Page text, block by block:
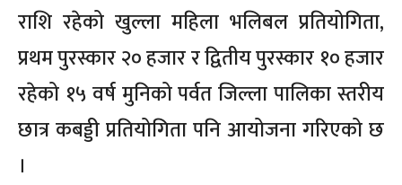
राशि रहेको खुल्ला महिला भलिबल प्रतियोगिता,
प्रथम पुरस्कार २० हजार र द्वितीय पुरस्कार १० हजार
रहेको १५ वर्ष मुनिको पर्वत जिल्ला पालिका स्तरीय
छात्र कबड्डी प्रतियोगिता पनि आयोजना गरिएको छ
।